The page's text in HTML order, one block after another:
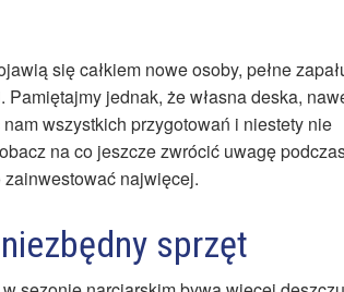
się całkiem nowe osoby, pełne
jednak, że własna deska,
wszystkich przygotowań i niestety nie
na co jeszcze zwrócić uwagę
najwięcej.
sprzęt